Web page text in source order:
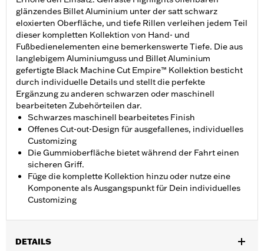
glänzendes Billet Aluminium unter der satt schwarz
eloxierten Oberfläche, und tiefe Rillen verleihen jedem Teil
dieser kompletten Kollektion von Hand- und
Fußbedienelementen eine bemerkenswerte Tiefe. Die aus
langlebigem Aluminiumguss und Billet Aluminium
gefertigte Black Machine Cut Empire™ Kollektion besticht
durch individuelle Details und stellt die perfekte
Ergänzung zu anderen schwarzen oder maschinell
bearbeiteten Zubehörteilen dar.
Schwarzes maschinell bearbeitetes Finish
Offenes Cut-out-Design für ausgefallenes, individuelles
Customizing
Die Gummioberfläche bietet während der Fahrt einen
sicheren Griff.
Füge die komplette Kollektion hinzu oder nutze eine
Komponente als Ausgangspunkt für Dein individuelles
Customizing
DETAILS